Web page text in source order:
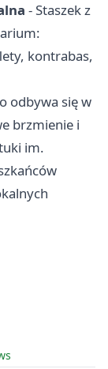
- Staszek z
kontrabas,
odbywa się w
brzmienie i
im.